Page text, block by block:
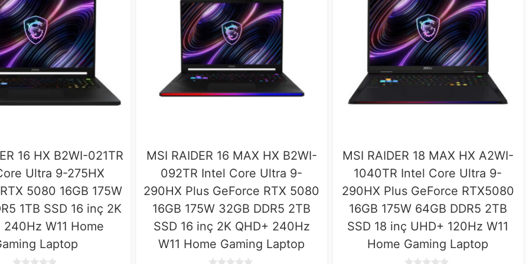
16 HX B2WI-021TR
Ultra 9-275HX
5080 16GB 175W
1TB SSD 16 inç 2K
240Hz W11 Home
Laptop
MSI RAIDER 16 MAX HX B2WI-
092TR Intel Core Ultra 9-
290HX Plus GeForce RTX 5080
16GB 175W 32GB DDR5 2TB
SSD 16 inç 2K QHD+ 240Hz
W11 Home Gaming Laptop
MSI RAIDER 18 MAX HX A2WI-
1040TR Intel Core Ultra 9-
290HX Plus GeForce RTX5080
16GB 175W 64GB DDR5 2TB
SSD 18 inç UHD+ 120Hz W11
Home Gaming Laptop